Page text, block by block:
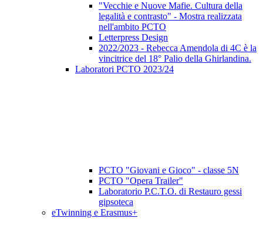
"Vecchie e Nuove Mafie. Cultura della
legalità e contrasto" - Mostra realizzata
nell'ambito PCTO
Letterpress Design
2022/2023 - Rebecca Amendola di 4C è la
vincitrice del 18° Palio della Ghirlandina.
Laboratori PCTO 2023/24
PCTO "Giovani e Gioco" - classe 5N
PCTO "Opera Trailer"
Laboratorio P.C.T.O. di Restauro gessi
gipsoteca
eTwinning e Erasmus+